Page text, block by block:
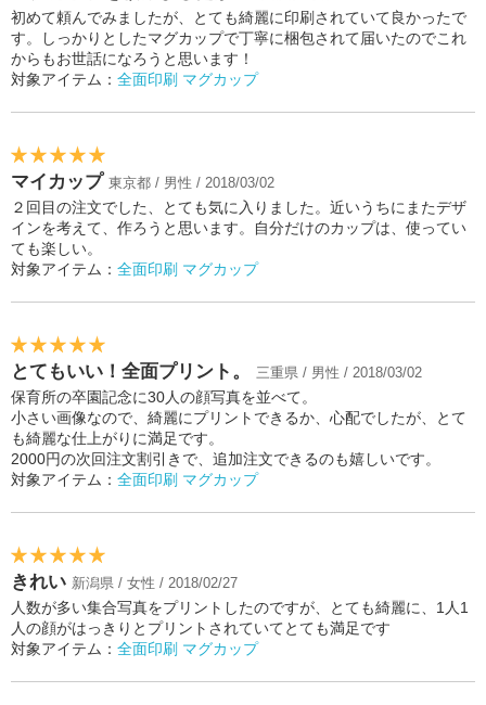
初めて頼んでみましたが、とても綺麗に印刷されていて良かったで
す。しっかりとしたマグカップで丁寧に梱包されて届いたのでこれ
からもお世話になろうと思います！
対象アイテム： 全面印刷 マグカップ
マイカップ 東京都 / 男性 / 2018/03/02
２回目の注文でした、とても気に入りました。近いうちにまたデザ
インを考えて、作ろうと思います。自分だけのカップは、使ってい
ても楽しい。
対象アイテム： 全面印刷 マグカップ
とてもいい！全面プリント。 三重県 / 男性 / 2018/03/02
保育所の卒園記念に30人の顔写真を並べて。
小さい画像なので、綺麗にプリントできるか、心配でしたが、とて
も綺麗な仕上がりに満足です。
2000円の次回注文割引きで、追加注文できるのも嬉しいです。
対象アイテム： 全面印刷 マグカップ
きれい 新潟県 / 女性 / 2018/02/27
人数が多い集合写真をプリントしたのですが、とても綺麗に、1人1
人の顔がはっきりとプリントされていてとても満足です
対象アイテム： 全面印刷 マグカップ